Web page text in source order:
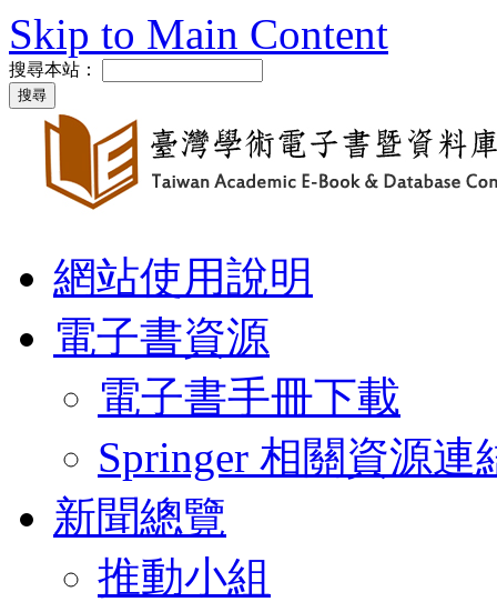
Skip to Main Content
搜尋本站：
網站使用說明
電子書資源
電子書手冊下載
Springer 相關資源連
新聞總覽
推動小組